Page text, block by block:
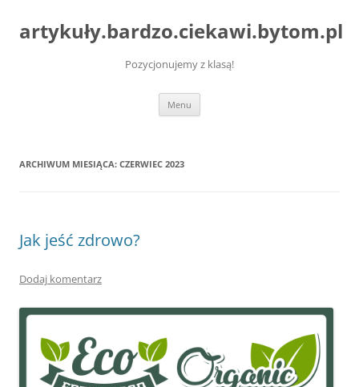
artykuły.bardzo.ciekawi.bytom.pl
Pozycjonujemy z klasą!
Menu
ARCHIWUM MIESIĄCA: CZERWIEC 2023
Jak jeść zdrowo?
Dodaj komentarz